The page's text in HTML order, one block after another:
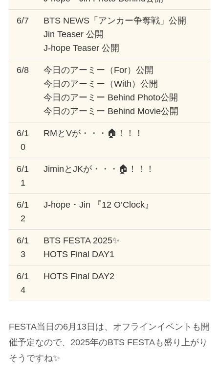
6/7
BTS NEWS「アンカー争奪戦」公開
Jin Teaser 公開
J-hope Teaser 公開
6/8
今日のアーミー（For）公開
今日のアーミー（With）公開
今日のアーミー Behind Photo公開
今日のアーミー Behind Movie公開
6/1
0
RMとVが・・・🏠！！！
6/1
1
JiminとJKが・・・🏠！！！
6/1
2
J-hope・Jin 『12 O’Clock』
6/1
3
BTS FESTA 2025✨
HOTS Final DAY1
6/1
4
HOTS Final DAY2
FESTA当日の6月13日は、オフラインイベントも開
催予定なので、2025年のBTS FESTAも盛り上がり
そうですね✨